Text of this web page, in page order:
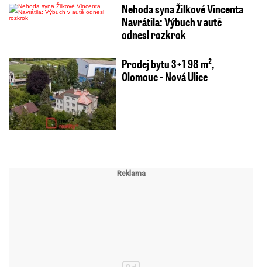
Nehoda syna Žilkové Vincenta
Navrátila: Výbuch v autě
odnesl rozkrok
Prodej bytu 3+1 98 m²,
Olomouc - Nová Ulice